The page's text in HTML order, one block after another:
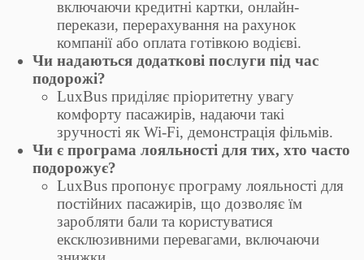
включаючи кредитні картки, онлайн-
перекази, перерахування на рахунок
компанії або оплата готівкою водієві.
Чи надаються додаткові послуги під час
подорожі?
LuxBus приділяє пріоритетну увагу
комфорту пасажирів, надаючи такі
зручності як Wi-Fi, демонстрація фільмів.
Чи є програма лояльності для тих, хто часто
подорожує?
LuxBus пропонує програму лояльності для
постійних пасажирів, що дозволяє їм
заробляти бали та користуватися
ексклюзивними перевагами, включаючи